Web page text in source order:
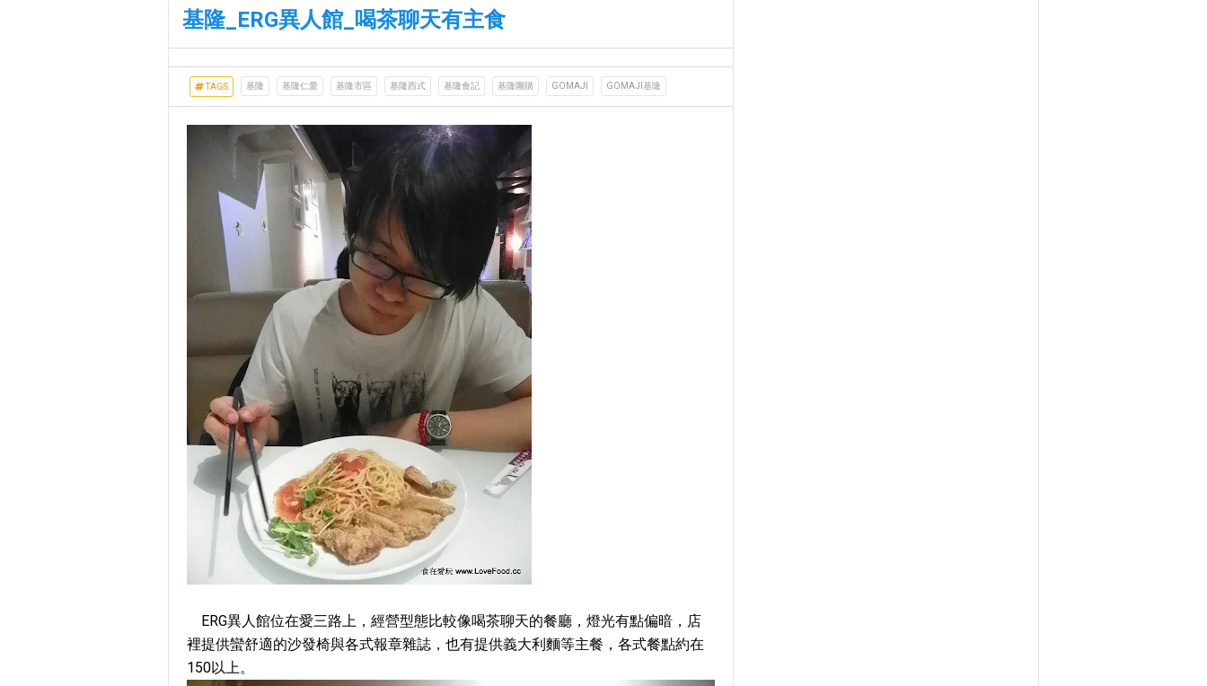
基隆_ERG異人館_喝茶聊天有主食
TAGS 基隆 基隆仁愛 基隆市區 基隆西式 基隆食記 基隆團購 GOMAJI GOMAJI基隆
ERG異人館位在愛三路上，經營型態比較像喝茶聊天的餐廳，燈光有點偏暗，店
裡提供蠻舒適的沙發椅與各式報章雜誌，也有提供義大利麵等主餐，各式餐點約在
150以上。